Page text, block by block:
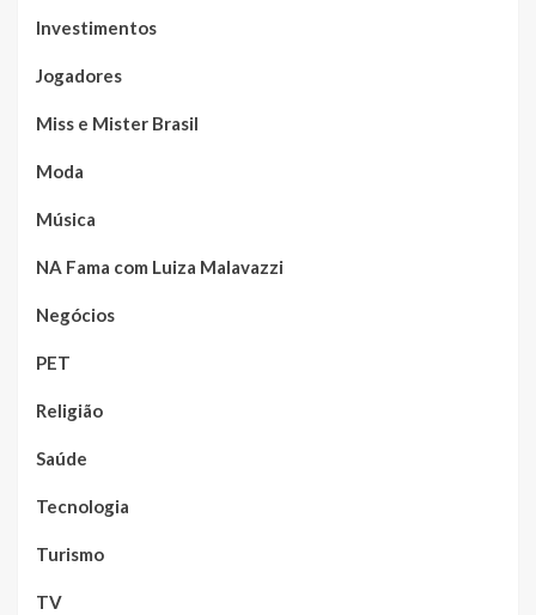
Investimentos
Jogadores
Miss e Mister Brasil
Moda
Música
NA Fama com Luiza Malavazzi
Negócios
PET
Religião
Saúde
Tecnologia
Turismo
TV